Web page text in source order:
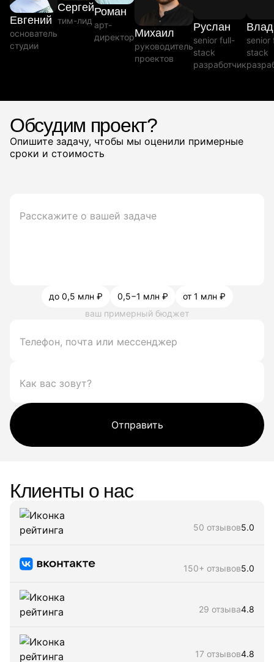
Евгений
основатель
студии
Сергей
тим-лид
Роман
арт-
директорМихаил
руководитель
проектов
Руслан
senior full-
stack
разработчик
senior
stack
Обсудим проект?
Опишите задачу, чтобы мы оценили примерные
сроки и стоимость
до 0,5 млн ₽ 0,5−1 млн ₽
от 1 млн ₽
ваш примерный бюджет
Отправить
Клиенты о нас
50 отзывов5.0
150+ отзывов5.0
29 отзыва4.8
17 отзывов4.8